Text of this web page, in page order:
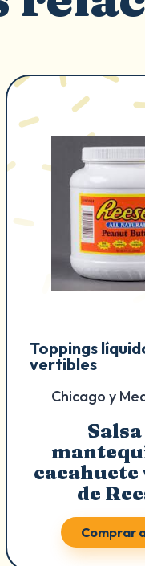
Toppings
vertibles
Chicago y
Salsa
de
Comprar